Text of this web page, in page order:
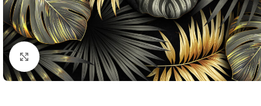
Büyütmek için tıklayın